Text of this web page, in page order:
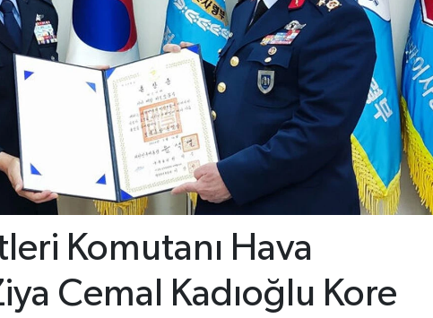
Komutanı Hava
Cemal Kadıoğlu Kore